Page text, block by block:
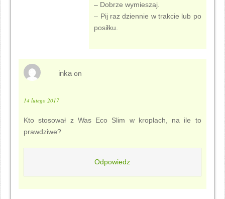
– Dobrze wymieszaj.
– Pij raz dziennie w trakcie lub po
posiłku.
inka on
14 lutego 2017
Kto stosował z Was Eco Slim w kroplach, na ile to
prawdziwe?
Odpowiedz